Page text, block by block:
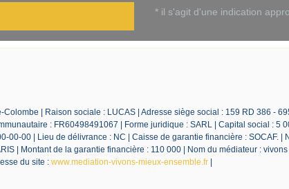
| Raison sociale : LUCAS | Adresse siège social : 159 RD 386 -
: FR60498491067 | Forme juridique : SARL | Capital social : 5
00-00 | Lieu de délivrance : NC | Caisse de garantie financière : SOCAF. |
| Montant de la garantie financière : 110 000 | Nom du médiateur :
du site : www.mediation-vivons-mieux-ensemble.fr |